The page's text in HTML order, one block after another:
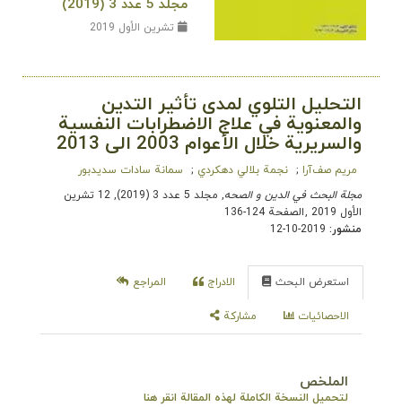
مجلد 5 عدد 3 (2019)
تشرين الأول 2019
التحليل التلوي لمدى تأثير التدين
والمعنوية في علاج الاضطرابات النفسية
والسريرية خلال الأعوام 2003 الى 2013
مریم صف‌آرا نجمة بلالي دهکردي
سمانة سادات سدیدبور
مجلة البحث في الدین و الصحه
, مجلد 5 عدد 3 (2019), 12 تشرين
الأول 2019
,الصفحة 124-136
منشور:
استعرض البحث الادراج المراجع
الاحصائيات مشاركة
الملخص
لتحميل النسخة الكاملة لهذه المقالة انقر هنا